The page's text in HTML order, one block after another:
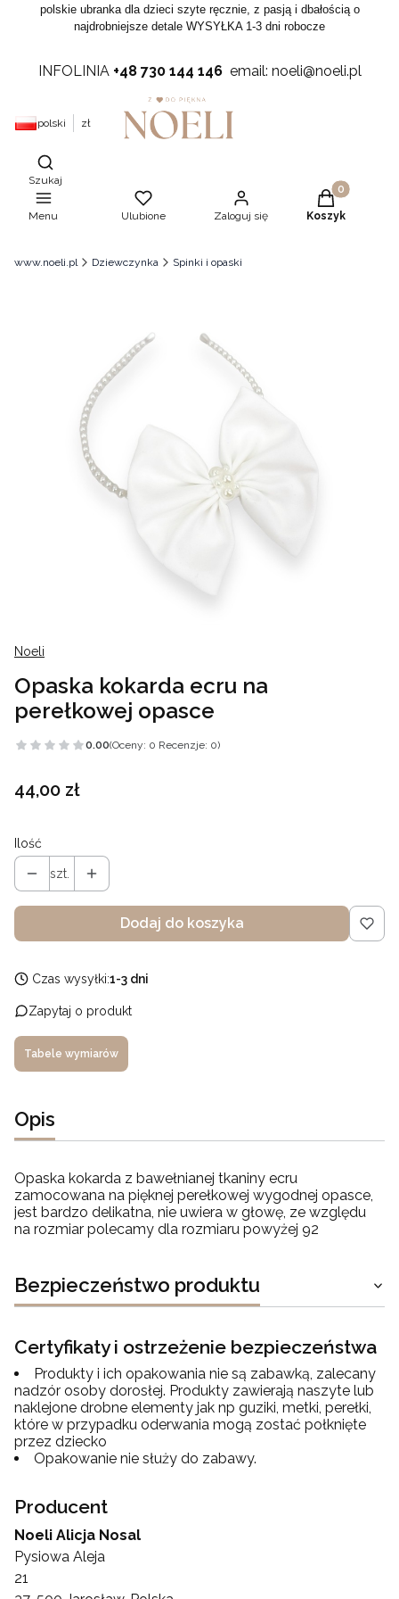
polskie ubranka dla dzieci szyte ręcznie, z pasją i dbałością o
najdrobniejsze detale WYSYŁKA 1-3 dni robocze
INFOLINIA +48 730 144 146 email: noeli@noeli.pl
polski zł
Otwórz wyszukiwarkę
Szukaj
Menu Ulubione Zaloguj się
Produkty w
Koszyk
www.noeli.pl Dziewczynka Spinki i opaski
Noeli
Opaska kokarda ecru na
perełkowej opasce
0.00(Oceny: 0 Recenzje: 0)
Cena
44,00 zł
Ilość
szt.
Dodaj do koszyka
Czas wysyłki:1-3 dni
Zapytaj o produkt
Tabele wymiarów
Opis
Opaska kokarda z bawełnianej tkaniny ecru
zamocowana na pięknej perełkowej wygodnej opasce,
jest bardzo delikatna, nie uwiera w głowę, ze względu
na rozmiar polecamy dla rozmiaru powyżej 92
Bezpieczeństwo produktu
Certyfikaty i ostrzeżenie bezpieczeństwa
Produkty i ich opakowania nie są zabawką, zalecany
nadzór osoby dorosłej. Produkty zawierają naszyte lub
naklejone drobne elementy jak np guziki, metki, perełki,
które w przypadku oderwania mogą zostać połknięte
przez dziecko
Opakowanie nie służy do zabawy.
Producent
Noeli Alicja Nosal
Pysiowa Aleja
21